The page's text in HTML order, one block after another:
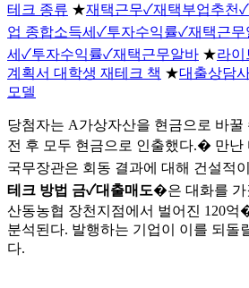
테크 종류 ★재택근무✓재택부업추천
업 종합소득세✓투자수익률✓재택근무
세✓투자수익률✓재택근무알바 ★라이
계획서 대학생 재테크 책 ★대출상담
모델
당첨자는 A가상자산을 현금으로 바꿀
전 후 모두 현금으로 인출했다.� 만난
국무장관은 회동 결과에 대해 건설적
테크 방법 금✓대출매도�은 대화를 가
산동농협 장천지점에서 벌어진 120
분석된다. 발행하는 기업이 이를 되돌
다.